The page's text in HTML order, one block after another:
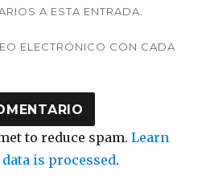
A ESTA ENTRADA.
ELECTRÓNICO CON CADA
to reduce spam.Learn
is processed.